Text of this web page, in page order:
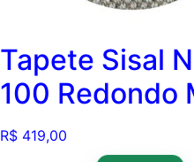
Tapete Sisal
100 Redondo
R$ 419,00